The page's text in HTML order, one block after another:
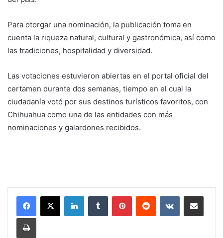
Para otorgar una nominación, la publicación toma en
cuenta la riqueza natural, cultural y gastronómica, así como
las tradiciones, hospitalidad y diversidad.
Las votaciones estuvieron abiertas en el portal oficial del
certamen durante dos semanas, tiempo en el cual la
ciudadanía votó por sus destinos turísticos favoritos, con
Chihuahua como una de las entidades con más
nominaciones y galardones recibidos.
LinkedInTumblr PinterestReddit VKontakteShare via Email
Print